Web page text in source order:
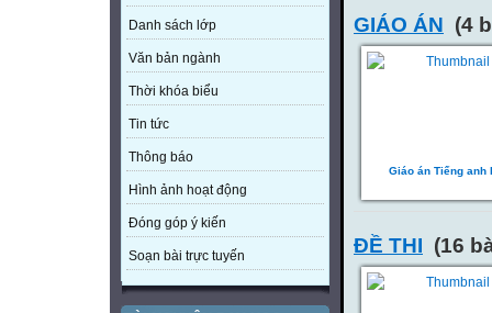
Danh sách lớp
Văn bản ngành
Thời khóa biểu
Tin tức
Thông báo
Hình ảnh hoạt động
Đóng góp ý kiến
Soạn bài trực tuyến
GIÁO ÁN (4
Giáo án Tiếng anh
ĐỀ THI (16